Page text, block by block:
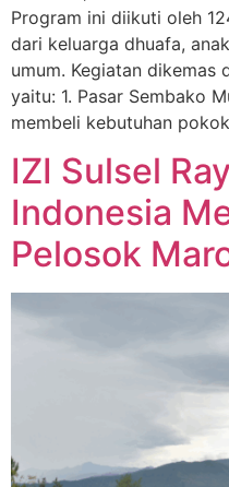
Program ini diikuti oleh
dari keluarga dhuafa,
umum. Kegiatan dikemas
yaitu: 1. Pasar Sembako
membeli kebutuhan
IZI Sulsel
Indonesia
Pelosok